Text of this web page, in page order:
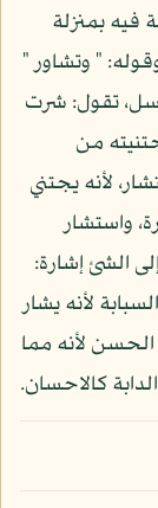
فيه بمنزلة
" وتشاور "
تقول: شرت
من
لأنه يجتني
واستشار
الشئ إشارة:
لأنه يشار
الحسن لأنه مما
كالاحسان.